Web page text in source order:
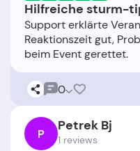
Hilfreiche sturm-
Support erklärte
Reaktionszeit gut,
0
P Petrek Bj
1 reviews